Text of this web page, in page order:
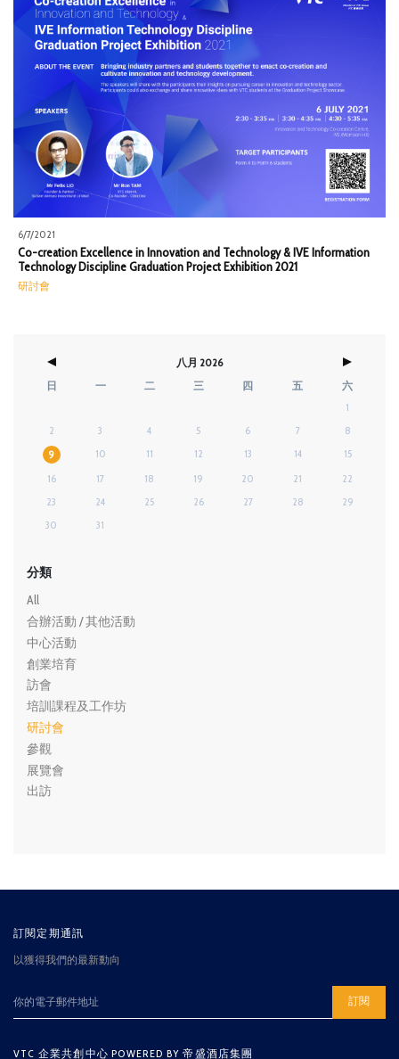
6/7/2021
Co-creation Excellence in Innovation and Technology & IVE Information
Technology Discipline Graduation Project Exhibition 2021
研討會
八月 2026
日
一 二 三 四 五
六
1
2
3 4 5 6 7
8
9
10 11 12 13 14
15
16
17 18 19 20 21
22
23
24 25 26 27 28
29
30
31
分類
All
合辦活動 / 其他活動
中心活動
創業培育
訪會
培訓課程及工作坊
研討會
參觀
展覽會
出訪
訂閱定期通訊
以獲得我們的最新動向
訂閱
VTC 企業共創中心 POWERED BY 帝盛酒店集團